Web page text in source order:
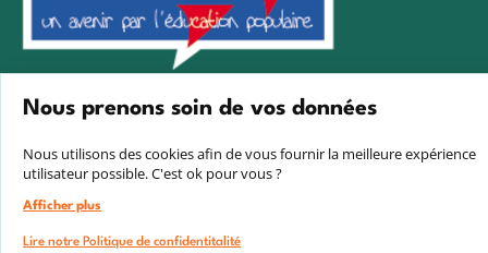
Nous prenons soin de vos données
Nous utilisons des cookies afin de vous fournir la meilleure expérience
utilisateur possible. C'est ok pour vous ?
Afficher plus
Lire notre Politique de confidentitalité